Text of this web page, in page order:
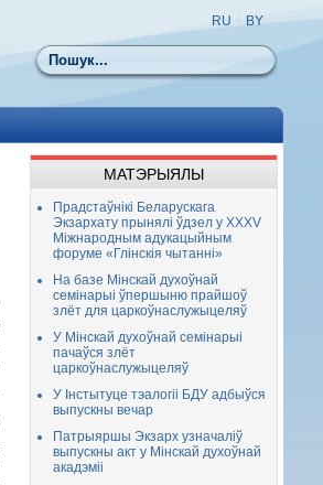
Пошук
RU BY
МАТЭРЫЯЛЫ
Прадстаўнікі Беларускага
Экзархату прынялі ўдзел у XXXV
Міжнародным адукацыйным
форуме «Глінскія чытанні»
На базе Мінскай духоўнай
семінарыі ўпершыню прайшоў
злёт для царкоўнаслужыцеляў
У Мінскай духоўнай семінарыі
пачаўся злёт
царкоўнаслужыцеляў
У Інстытуце тэалогіі БДУ адбыўся
выпускны вечар
Патрыяршы Экзарх узначаліў
выпускны акт у Мінскай духоўнай
акадэміі